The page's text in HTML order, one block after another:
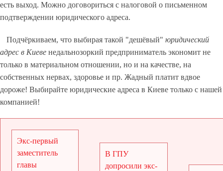
есть выход. Можно договориться с налоговой о письменном
подтверждении юридического адреса.
Подчёркиваем, что выбирая такой "дешёвый"юридический
адрес в Киеве недальнозоркий предприниматель экономит не
только в материальном отношении, но и на качестве, на
собственных нервах, здоровье и пр. Жадный платит вдвое
дороже! Выбирайте юридические адреса в Киеве только с нашей
компанией!
Экс-первый
заместитель
главы
В ГПУ
допросили экс-